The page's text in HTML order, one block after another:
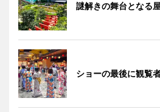
謎解きの舞台となる
ショーの最後に観覧